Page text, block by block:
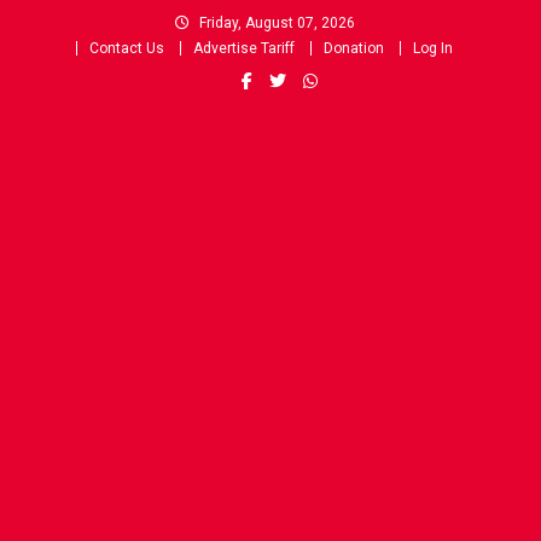
Friday, August 07, 2026
Contact Us
Advertise Tariff Donation Log In